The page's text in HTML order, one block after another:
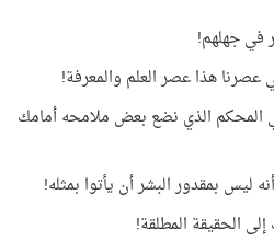
في جهلهم!
هذا عصر العلم والمعرفة!
المحكم الذي نضع بعض ملامحه أمامك
ليس بمقدور البشر أن يأتوا بمثله!
الحقيقة المطلقة!